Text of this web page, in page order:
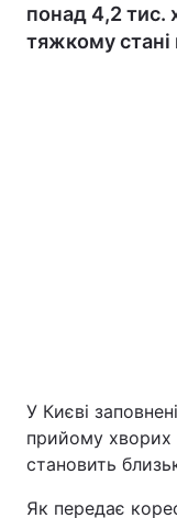
понад 4,2 тис.
тяжкому
У Києві
прийому хворих
становить
Як передає